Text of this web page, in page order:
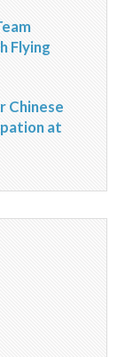
Flying
Chinese
at